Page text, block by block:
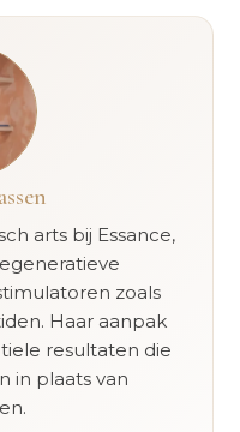
arts bij Essance,
zoals
Haar aanpak
resultaten die
in plaats van